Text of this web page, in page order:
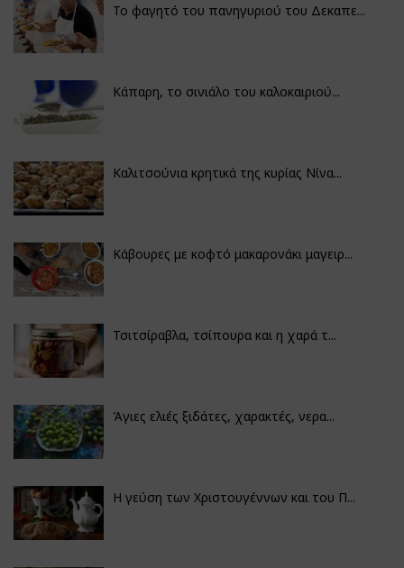
Το φαγητό του πανηγυριού του Δεκαπε...
Κάπαρη, το σινιάλο του καλοκαιριού...
Καλιτσούνια κρητικά της κυρίας Νίνα...
Κάβουρες με κοφτό μακαρονάκι μαγειρ...
Τσιτσίραβλα, τσίπουρα και η χαρά τ...
Άγιες ελιές ξιδάτες, χαρακτές, νερα...
Η γεύση των Χριστουγέννων και του Π...